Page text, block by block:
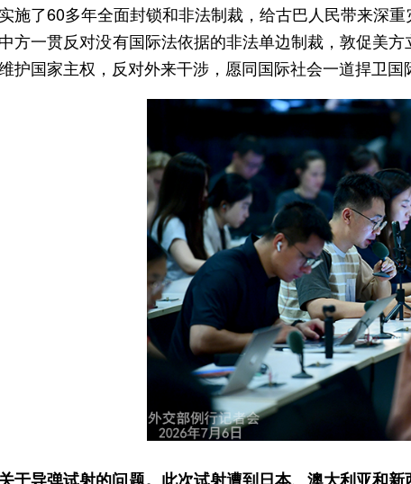
施了60多年全面封锁和非法制裁，给古巴人民带来深
方一贯反对没有国际法依据的非法单边制裁，敦促美
护国家主权，反对外来干涉，愿同国际社会一道捍卫国